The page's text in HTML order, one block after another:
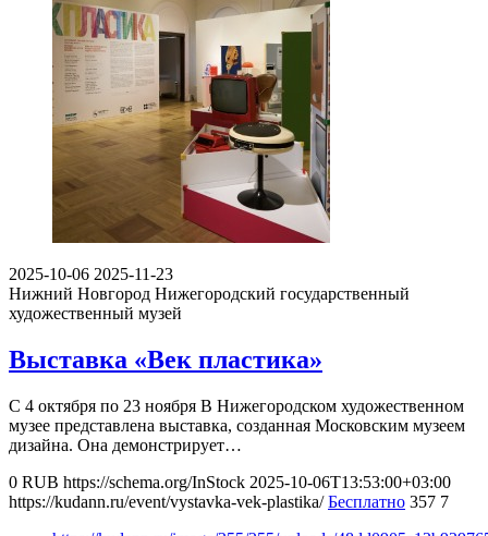
2025-10-06 2025-11-23
Нижний Новгород Нижегородский государственный
художественный музей
Выставка «Век пластика»
С 4 октября по 23 ноября В Нижегородском художественном
музее представлена выставка, созданная Московским музеем
дизайна. Она демонстрирует…
0 RUB https://schema.org/InStock 2025-10-06T13:53:00+03:00
https://kudann.ru/event/vystavka-vek-plastika/ Бесплатно 357 7